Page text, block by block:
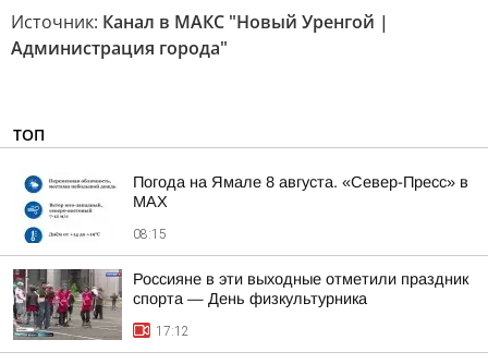
Источник: Канал в МАКС "Новый Уренгой |
Администрация города"
ТОП
Погода на Ямале 8 августа. «Север-Пресс» в
MAX
08:15
Россияне в эти выходные отметили праздник
спорта — День физкультурника
17:12